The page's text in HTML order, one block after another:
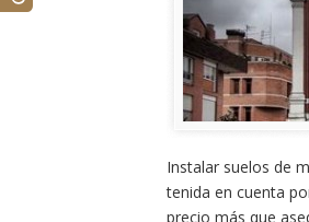
Instalar suelos de
tenida en cuenta
precio más que